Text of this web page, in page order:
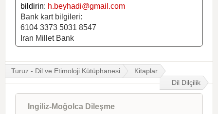
bildirin: h.beyhadi@gmail.com
Bank kart bilgileri:
6104 3373 5031 8547
Iran Millet Bank
Turuz - Dil ve Etimoloji Kütüphanesi
Kitaplar
Dil Dilçilik
Ingiliz-Moğolca Dileşme